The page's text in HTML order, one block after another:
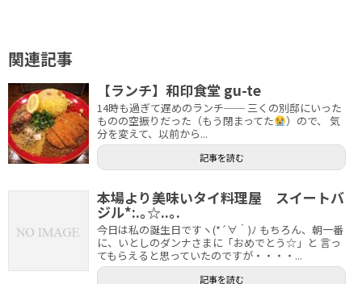
関連記事
【ランチ】和印食堂 gu-te
14時も過ぎて遅めのランチ── 三くの別邸にいった
ものの空振りだった（もう閉まってた
）ので、 気
分を変えて、以前から...
記事を読む
本場より美味いタイ料理屋 スイートバ
ジル*:.｡☆..｡.
今日は私の誕生日ですヽ(*´∀｀)ﾉ もちろん、朝一番
に、いとしのダンナさまに「おめでとう☆」と 言っ
てもらえると思っていたのですが・・・・...
記事を読む